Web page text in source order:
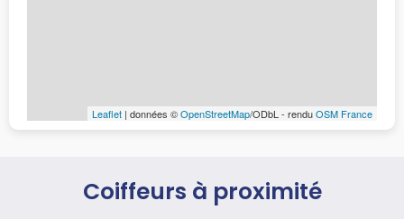
Leaflet | données ©OpenStreetMap/ODbL - renduOSM France
Coiffeurs à proximité